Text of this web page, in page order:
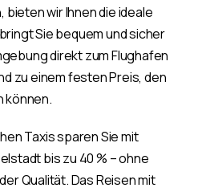
wir Ihnen die ideale
Sie bequem und sicher
direkt zum Flughafen
zu einem festen Preis, den
können.
Taxis sparen Sie mit
bis zu 40 % – ohne
Qualität. Das Reisen mit